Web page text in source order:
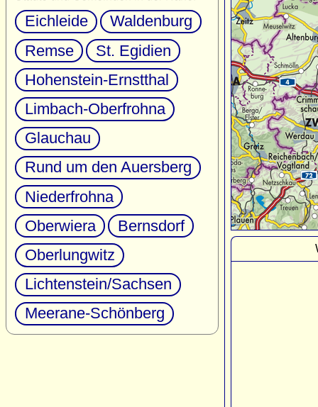
Eichleide
Waldenburg
Remse
St. Egidien
Hohenstein-Ernstthal
Limbach-Oberfrohna
Glauchau
Rund um den Auersberg
Niederfrohna
Oberwiera
Bernsdorf
Oberlungwitz
Lichtenstein/Sachsen
Meerane-Schönberg